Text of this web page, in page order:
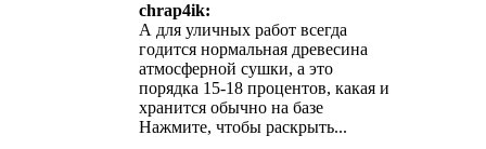
chrap4ik:
А для уличных работ всегда
годится нормальная древесина
атмосферной сушки, а это
порядка 15-18 процентов, какая и
хранится обычно на базе
Нажмите, чтобы раскрыть...